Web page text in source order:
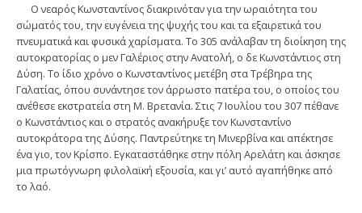
Ο νεαρός Κωνσταντίνος διακρινόταν για την ωραιότητα του
σώματός του, την ευγένεια της ψυχής του και τα εξαιρετικά του
πνευματικά και φυσικά χαρίσματα. Το 305 ανάλαβαν τη διοίκηση της
αυτοκρατορίας ο μεν Γαλέριος στην Ανατολή, ο δε Κωνστάντιος στη
Δύση. Το ίδιο χρόνο ο Κωνσταντίνος μετέβη στα Τρέβηρα της
Γαλατίας, όπου συνάντησε τον άρρωστο πατέρα του, ο οποίος του
ανέθεσε εκστρατεία στη Μ. Βρετανία. Στις 7 Ιουλίου του 307 πέθανε
ο Κωνστάντιος και ο στρατός ανακήρυξε τον Κωνσταντίνο
αυτοκράτορα της Δύσης. Παντρεύτηκε τη Μινερβίνα και απέκτησε
ένα γιο, τον Κρίσπο. Εγκαταστάθηκε στην πόλη Αρελάτη και άσκησε
μια πρωτόγνωρη φιλολαϊκή εξουσία, και γι’ αυτό αγαπήθηκε από
το λαό.